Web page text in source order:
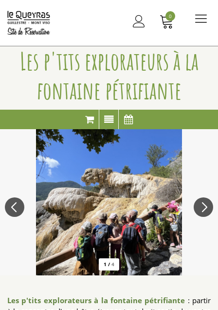
0
Les p'tits explorateurs à la
fontaine pétrifiante
1 / 4
Les p'tits explorateurs à la fontaine pétrifiante : partir